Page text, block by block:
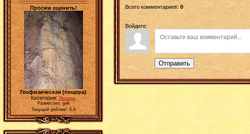
Просим оценить!
Геофизическая (пещера)
Категория: Пещеры
Разместил: galt
Текущий рейтинг: 4.0
Всего комментариев: 0
Войдите:
Отправить